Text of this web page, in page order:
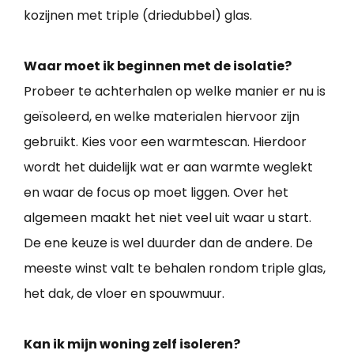
kozijnen met triple (driedubbel) glas.
Waar moet ik beginnen met de isolatie?
Probeer te achterhalen op welke manier er nu is
geïsoleerd, en welke materialen hiervoor zijn
gebruikt. Kies voor een warmtescan. Hierdoor
wordt het duidelijk wat er aan warmte weglekt
en waar de focus op moet liggen. Over het
algemeen maakt het niet veel uit waar u start.
De ene keuze is wel duurder dan de andere. De
meeste winst valt te behalen rondom triple glas,
het dak, de vloer en spouwmuur.
Kan ik mijn woning zelf isoleren?